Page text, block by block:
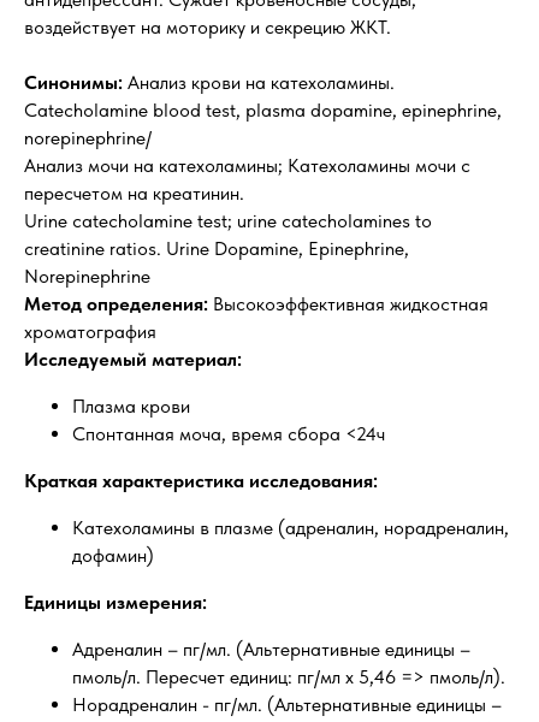
воздействует на моторику и секрецию ЖКТ.
Синонимы: Анализ крови на катехоламины.
Catecholamine blood test, plasma dopamine, epinephrine,
norepinephrine/
Анализ мочи на катехоламины; Катехоламины мочи с
пересчетом на креатинин.
Urine catecholamine test; urine catecholamines to
creatinine ratios. Urine Dopamine, Epinephrine,
Norepinephrine
Метод определения: Высокоэффективная жидкостная
хроматография
Исследуемый материал:
Плазма крови
Спонтанная моча, время сбора <24ч
Краткая характеристика исследования:
Катехоламины в плазме (адреналин, норадреналин,
дофамин)
Единицы измерения:
Адреналин – пг/мл. (Альтернативные единицы –
пмоль/л. Пересчет единиц: пг/мл х 5,46 => пмоль/л).
Норадреналин - пг/мл. (Альтернативные единицы –